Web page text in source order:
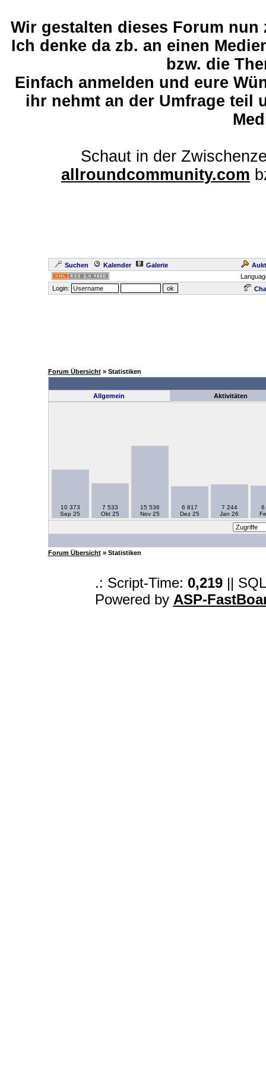
Wir gestalten dieses Forum
Ich denke da zb. an einen
bzw. die
Einfach anmelden und eure
ihr nehmt an der Umfrage teil
Schaut in der
allroundcommunity.com
Suchen Kalender Galerie
Login:
Forum Übersicht» Statistiken
Allgemein Aktivitäten
10 373
Sep 25
7 533
Okt 25
15 536
Nov 25
6 817
Dez 25
7 244
Jan 26
6
Forum Übersicht» Statistiken
.: Script-Time: 0,219||
Powered by ASP-